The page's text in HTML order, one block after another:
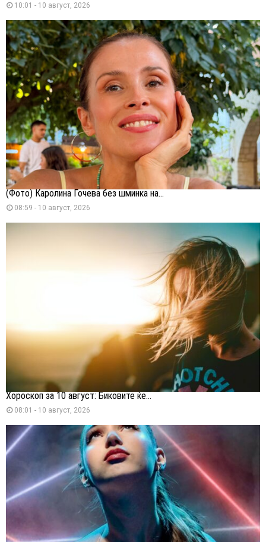
10:01 - 10 август, 2026
(Фото) Каролина Гочева без шминка на...
08:59 - 10 август, 2026
Хороскоп за 10 август: Биковите ќе...
08:01 - 10 август, 2026